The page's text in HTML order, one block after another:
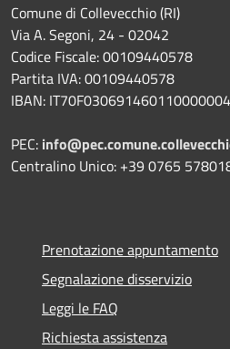
Comune di Collevecchio (RI)
Via A. Segoni, 24 - 02042
Codice Fiscale: 00109440578
Partita IVA: 00109440578
IBAN:
PEC:
Centralino Unico: +39 0765
Prenotazione appuntamento
Segnalazione disservizio
Leggi le FAQ
Richiesta assistenza